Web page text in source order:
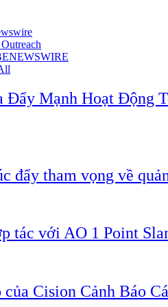
Đẩy Mạnh Hoạt Động
đẩy tham vọng về
tác với AO 1 Point
của Cision Cảnh Báo